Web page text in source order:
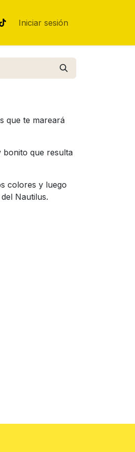
Iniciar sesión
que te mareará
bonito que resulta
colores y luego
Nautilus.